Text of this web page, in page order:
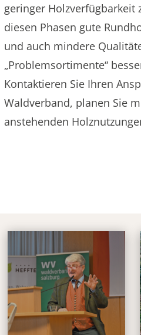
geringer Holzverfügbarkeit
diesen Phasen gute
und auch mindere
„Problemsortimente“
Kontaktieren Sie Ihren
Waldverband, planen Sie
anstehenden